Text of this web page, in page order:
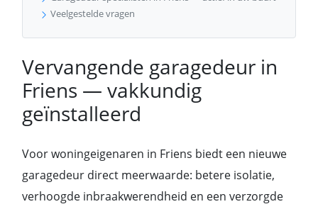
Veelgestelde vragen
Vervangende garagedeur in
Friens — vakkundig
geïnstalleerd
Voor woningeigenaren in Friens biedt een nieuwe
garagedeur direct meerwaarde: betere isolatie,
verhoogde inbraakwerendheid en een verzorgde